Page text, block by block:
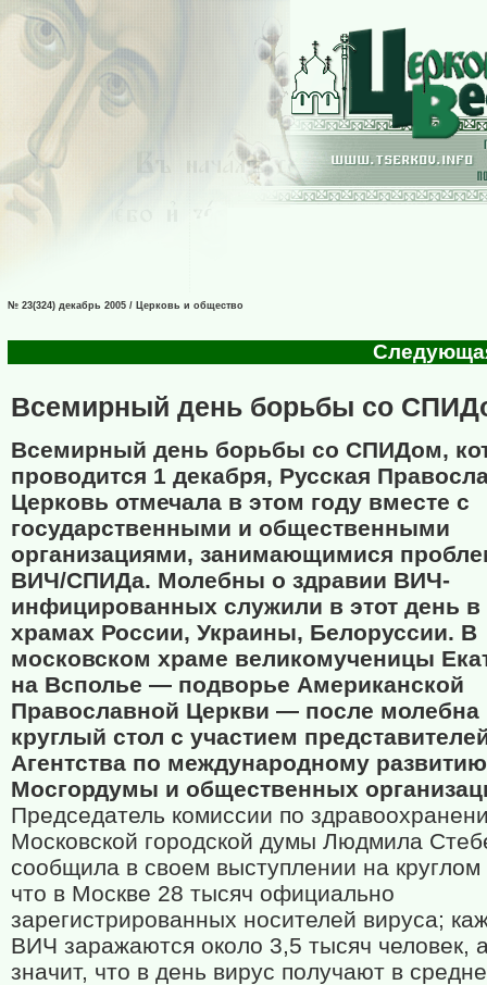
№ 23(324) декабрь 2005 / Церковь и общество
Всемирный день борьбы со
Всемирный день борьбы со СПИДом,
проводится 1 декабря, Русская
Церковь отмечала в этом году вместе с
государственными и общественными
организациями, занимающимися
ВИЧ/СПИДа. Молебны о здравии ВИЧ-
инфицированных служили в этот день в
храмах России, Украины, Белоруссии. В
московском храме великомученицы
на Всполье — подворье Американской
Православной Церкви — после
круглый стол с участием
Агентства по международному
Мосгордумы и общественных
Председатель комиссии по
Московской городской думы Людмила
сообщила в своем выступлении на круглом
что в Москве 28 тысяч официально
зарегистрированных носителей вируса;
ВИЧ заражаются около 3,5 тысяч человек,
значит, что в день вирус получают в